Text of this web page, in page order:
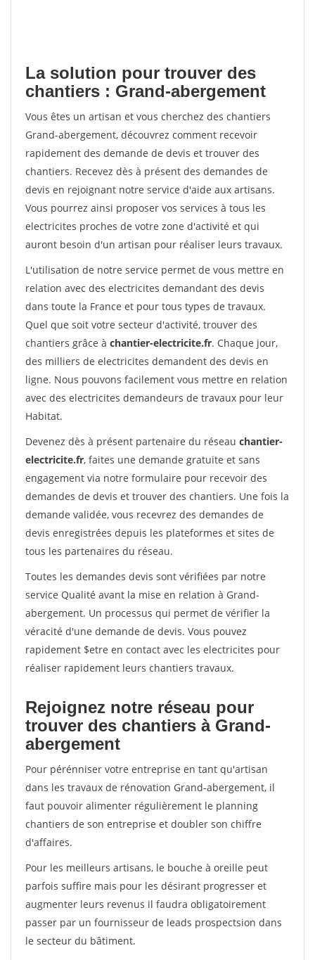
La solution pour trouver des
chantiers : Grand-abergement
Vous êtes un artisan et vous cherchez des chantiers
Grand-abergement, découvrez comment recevoir
rapidement des demande de devis et trouver des
chantiers. Recevez dès à présent des demandes de
devis en rejoignant notre service d'aide aux artisans.
Vous pourrez ainsi proposer vos services à tous les
electricites proches de votre zone d'activité et qui
auront besoin d'un artisan pour réaliser leurs travaux.
L'utilisation de notre service permet de vous mettre en
relation avec des electricites demandant des devis
dans toute la France et pour tous types de travaux.
Quel que soit votre secteur d'activité, trouver des
chantiers grâce à chantier-electricite.fr. Chaque jour,
des milliers de electricites demandent des devis en
ligne. Nous pouvons facilement vous mettre en relation
avec des electricites demandeurs de travaux pour leur
Habitat.
Devenez dès à présent partenaire du réseau chantier-
electricite.fr, faites une demande gratuite et sans
engagement via notre formulaire pour recevoir des
demandes de devis et trouver des chantiers. Une fois la
demande validée, vous recevrez des demandes de
devis enregistrées depuis les plateformes et sites de
tous les partenaires du réseau.
Toutes les demandes devis sont vérifiées par notre
service Qualité avant la mise en relation à Grand-
abergement. Un processus qui permet de vérifier la
véracité d'une demande de devis. Vous pouvez
rapidement $etre en contact avec les electricites pour
réaliser rapidement leurs chantiers travaux.
Rejoignez notre réseau pour
trouver des chantiers à Grand-
abergement
Pour pérénniser votre entreprise en tant qu'artisan
dans les travaux de rénovation Grand-abergement, il
faut pouvoir alimenter régulièrement le planning
chantiers de son entreprise et doubler son chiffre
d'affaires.
Pour les meilleurs artisans, le bouche à oreille peut
parfois suffire mais pour les désirant progresser et
augmenter leurs revenus il faudra obligatoirement
passer par un fournisseur de leads prospectsion dans
le secteur du bâtiment.